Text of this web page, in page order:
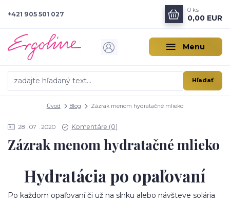
Menu
Hľadať
+421 905 501 027
0 ks
0,00 EUR
Úvod Blog Zázrak menom hydratačné mlieko
28 07 2020 Komentáre (0)
Zázrak menom hydratačné mlieko
Hydratácia po opaľovaní
Po každom opaľovaní či už na slnku alebo návšteve solária